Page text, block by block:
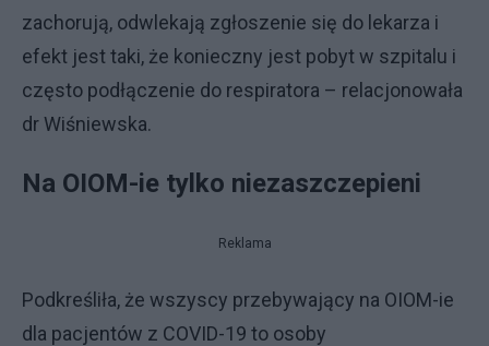
zachorują, odwlekają zgłoszenie się do lekarza i
efekt jest taki, że konieczny jest pobyt w szpitalu i
często podłączenie do respiratora – relacjonowała
dr Wiśniewska.
Na OIOM-ie tylko niezaszczepieni
Reklama
Podkreśliła, że wszyscy przebywający na OIOM-ie
dla pacjentów z COVID-19 to osoby